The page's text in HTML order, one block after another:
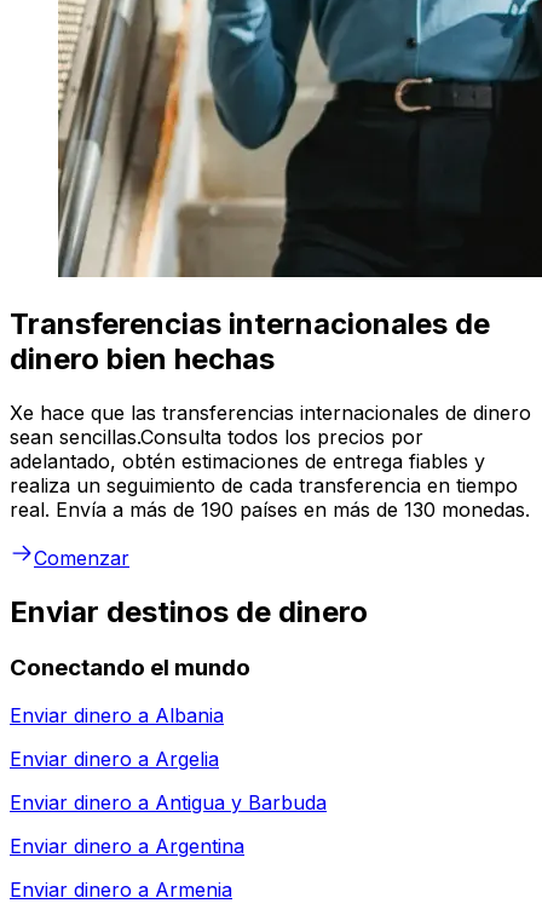
Transferencias internacionales de
dinero bien hechas
Xe hace que las transferencias internacionales de dinero
sean sencillas.Consulta todos los precios por
adelantado, obtén estimaciones de entrega fiables y
realiza un seguimiento de cada transferencia en tiempo
real. Envía a más de 190 países en más de 130 monedas.
Comenzar
Enviar destinos de dinero
Conectando el mundo
Enviar dinero a Albania
Enviar dinero a Argelia
Enviar dinero a Antigua y Barbuda
Enviar dinero a Argentina
Enviar dinero a Armenia